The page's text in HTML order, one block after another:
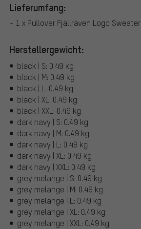
Lieferumfang:
- 1 x Pullover Fjällräven Logo Sweater
Herstellergewicht:
black | S: 0.49 kg
black | M: 0.49 kg
black | L: 0.49 kg
black | XL: 0.49 kg
black | XXL: 0.49 kg
dark navy | S: 0.49 kg
dark navy | M: 0.49 kg
dark navy | L: 0.49 kg
dark navy | XL: 0.49 kg
dark navy | XXL: 0.49 kg
grey melange | S: 0.49 kg
grey melange | M: 0.49 kg
grey melange | L: 0.49 kg
grey melange | XL: 0.49 kg
grey melange | XXL: 0.49 kg